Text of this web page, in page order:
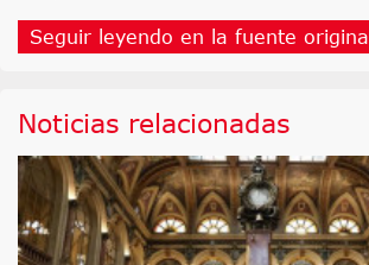
Seguir leyendo en la fuente original
Noticias relacionadas